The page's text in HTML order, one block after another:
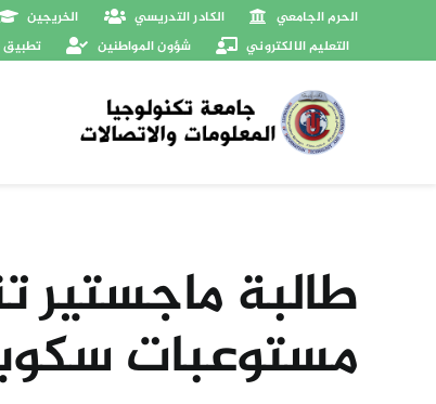
الحرم الجامعي الكادر التدريسي الخريجين
التعليم الالكتروني
شؤون المواطنين تطبيق
طالبة ماجستير
مستوعبات